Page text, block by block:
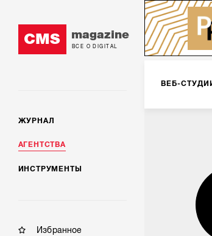
CMS magazine
ВСЕ О DIGITAL
ЖУРНАЛ
АГЕНТСТВА
ИНСТРУМЕНТЫ
Избранное
ВЕБ-
РЕКЛАМА